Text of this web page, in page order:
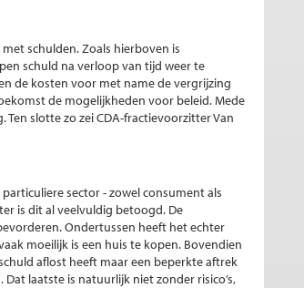
schulden. Zoals hierboven is
schuld na verloop van tijd weer te
de kosten voor met name de vergrijzing
de mogelijkheden voor beleid. Mede
slotte zo zei CDA-fractievoorzitter Van
sector - zowel consument als
is dit al veelvuldig betoogd. De
Ondertussen heeft het echter
moeilijk is een huis te kopen. Bovendien
aflost heeft maar een beperkte aftrek
laatste is natuurlijk niet zonder risico’s,